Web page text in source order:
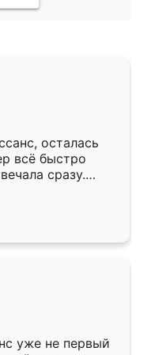
осталась
всё быстро
сразу.
подошёл к
Собрали
даже
уже не первый